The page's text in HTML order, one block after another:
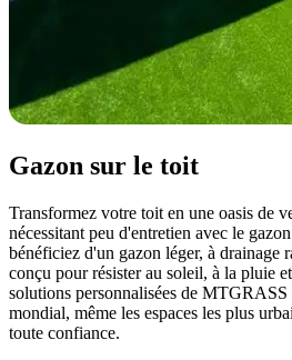
Gazon sur le toit
Transformez votre toit en une oasis de
nécessitant peu d'entretien avec le
bénéficiez d'un gazon léger, à drainage
conçu pour résister au soleil, à la pluie
solutions personnalisées de
mondial, même les espaces les plus
toute confiance.